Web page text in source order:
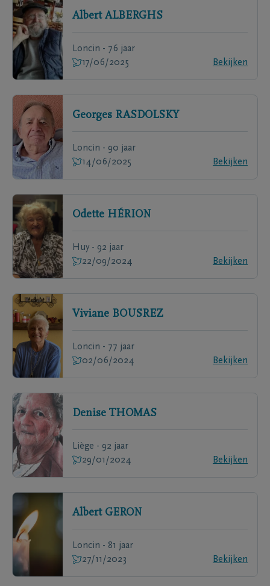
Albert ALBERGHS
Loncin - 76 jaar
17/06/2025
Bekijken
Georges RASDOLSKY
Loncin - 90 jaar
14/06/2025
Bekijken
Odette HÉRION
Huy - 92 jaar
22/09/2024
Bekijken
Viviane BOUSREZ
Loncin - 77 jaar
02/06/2024
Bekijken
Denise THOMAS
Liège - 92 jaar
29/01/2024
Bekijken
Albert GERON
Loncin - 81 jaar
27/11/2023
Bekijken